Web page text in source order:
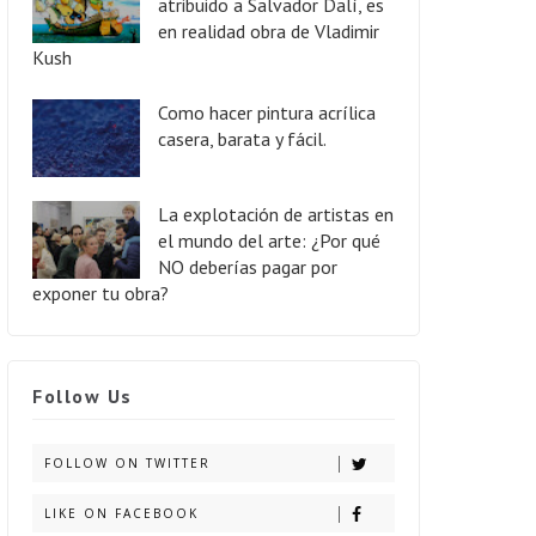
atribuido a Salvador Dalí, es
en realidad obra de Vladimir
Kush
Como hacer pintura acrílica
casera, barata y fácil.
La explotación de artistas en
el mundo del arte: ¿Por qué
NO deberías pagar por
exponer tu obra?
Follow Us
FOLLOW ON TWITTER
LIKE ON FACEBOOK